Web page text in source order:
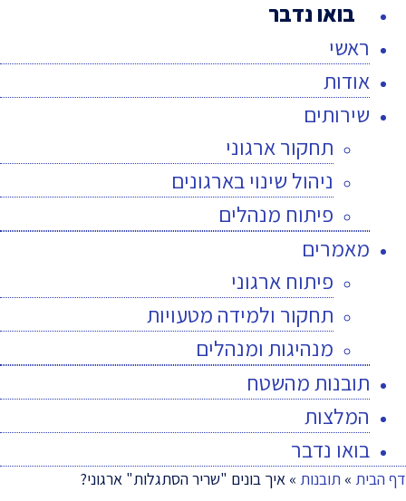
בואו נדבר
ראשי
אודות
שירותים
תחקור ארגוני
ניהול שינוי בארגונים
פיתוח מנהלים
מאמרים
פיתוח ארגוני
תחקור ולמידה מטעויות
מנהיגות ומנהלים
תובנות מהשטח
המלצות
בואו נדבר
דף הבית » תובנות » איך בונים "שריר הסתגלות" ארגוני?